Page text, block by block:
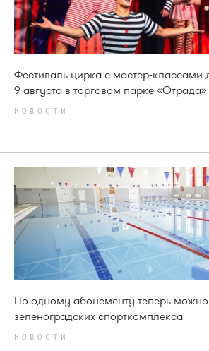
Фестиваль цирка с мастер-классами
9 августа в торговом парке «Отрада»
НОВОСТИ
По одному абонементу теперь можно
зеленоградских спорткомплекса
НОВОСТИ